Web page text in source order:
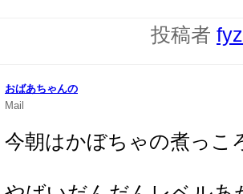
投稿者
おばあちゃんの
Mail
今朝はかぼちゃの煮っこ